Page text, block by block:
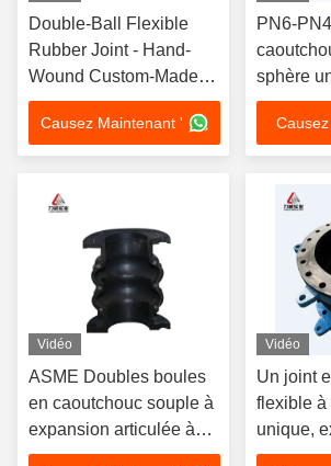
Double-Ball Flexible
Rubber Joint - Hand-
Wound Custom-Made
Model
Causez Maintenant '
PN6-
sphère
de la
Vidéo
ASME Doubles boules
en caoutchouc souple à
expansion articulée à
flanc d'expansion
Vidéo
Un joint
flexible à
unique,